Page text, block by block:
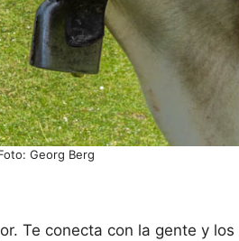
Georg Berg
Te conecta con la gente y los